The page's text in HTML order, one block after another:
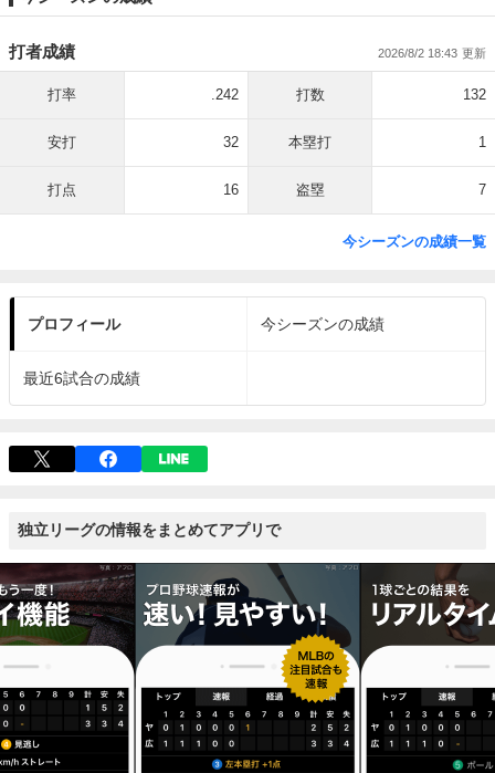
打者成績 2026/8/2 18:43
打率 .242 打数 132
安打 32 本塁打 1
打点 16 盗塁 7
今シーズンの成績一覧
プロフィール 今シーズンの成績
最近6試合の成績
独立リーグの情報をまとめてアプリで